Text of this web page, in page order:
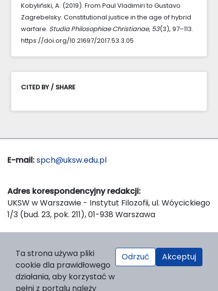
Kobyliński, A. (2019). From Paul Vladimiri to Gustavo
Zagrebelsky. Constitutional justice in the age of hybrid
warfare. Studia Philosophiae Christianae, 53(3), 97–113.
https://doi.org/10.21697/2017.53.3.05
CITED BY / SHARE
E-mail:spch@uksw.edu.pl
Adres korespondencyjny redakcji:
UKSW w Warszawie - Instytut Filozofii, ul. Wóycickiego
1/3 (bud. 23, pok. 211), 01-938 Warszawa
Wydawnictwo Naukowe UKSW, ul. Dewajtis 5, domek
nr 2, 01-815 Warszawa
Strona WWW Wydawnictwa
Ta strona używa pliki
cookie dla prawidłowego
działania, aby korzystać w
pełni z portalu należy
Odrzuć Akceptuj